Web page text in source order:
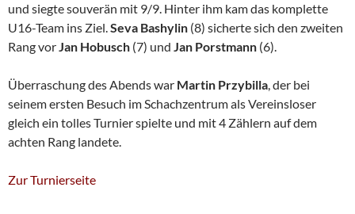
und siegte souverän mit 9/9. Hinter ihm kam das komplette
U16-Team ins Ziel.Seva Bashylin (8) sicherte sich den zweiten
Rang vorJan Hobusch (7) und Jan Porstmann (6).
Überraschung des Abends war Martin Przybilla, der bei
seinem ersten Besuch im Schachzentrum als Vereinsloser
gleich ein tolles Turnier spielte und mit 4 Zählern auf dem
achten Rang landete.
Zur Turnierseite